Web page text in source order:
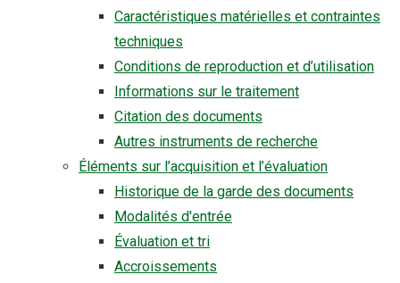
Caractéristiques matérielles et contraintes
techniques
Conditions de reproduction et d’utilisation
Informations sur le traitement
Citation des documents
Autres instruments de recherche
Éléments sur l’acquisition et l’évaluation
Historique de la garde des documents
Modalités d'entrée
Évaluation et tri
Accroissements